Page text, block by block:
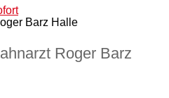
Roger Barz